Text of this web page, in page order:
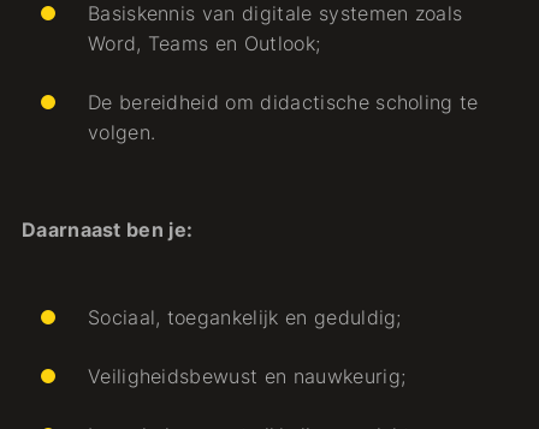
Basiskennis van digitale systemen zoals
Word, Teams en Outlook;
De bereidheid om didactische scholing te
volgen.
Daarnaast ben je:
Sociaal, toegankelijk en geduldig;
Veiligheidsbewust en nauwkeurig;